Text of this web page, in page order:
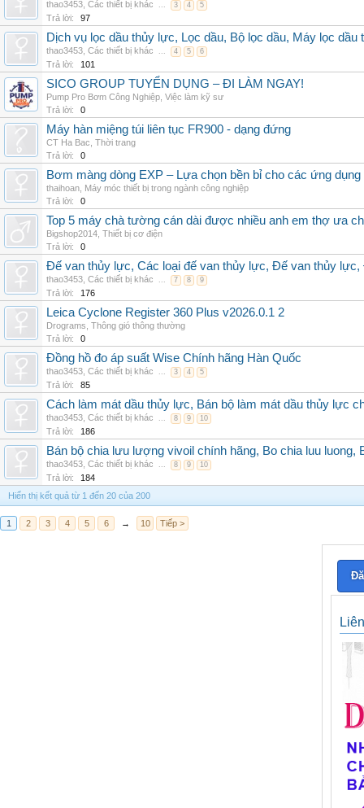
thao3453 Các thiết bị khác ... 3 4 5
Trả lời: 97
Dịch vụ lọc dầu thủy lực, Lọc dầu, Bộ lọc dầu, Máy lọc
thao3453 Các thiết bị khác ... 4 5 6
Trả lời: 101
SICO GROUP TUYỂN DỤNG – ĐI LÀM NGAY!
Pump Pro Bơm Công Nghiệp Việc làm kỹ sư
Trả lời:
0
Máy hàn miệng túi liên tục FR900 - dạng đứng
CT Ha Bac Thời trang
Trả lời:
0
Bơm màng dòng EXP – Lựa chọn bền bỉ cho các ứng
thaihoan Máy móc thiết bị trong ngành công nghiệp
Trả lời:
0
Top 5 máy chà tường cán dài được nhiều anh em thợ ưa
Bigshop2014 Thiết bị cơ điện
Trả lời:
0
Đế van thủy lực, Các loại đế van thủy lực, Đế van thủy
thao3453 Các thiết bị khác ... 7 8 9
Trả lời: 176
Leica Cyclone Register 360 Plus v2026.0.1 2
Drograms Thông gió thông thường
Trả lời:
0
Đồng hồ đo áp suất Wise Chính hãng Hàn Quốc
thao3453 Các thiết bị khác ... 3 4 5
Trả lời: 85
Cách làm mát dầu thủy lực, Bán bộ làm mát dầu thủy lực
thao3453 Các thiết bị khác ... 8 9 10
Trả lời: 186
Bán bộ chia lưu lượng vivoil chính hãng, Bo chia luu
thao3453 Các thiết bị khác ... 8 9 10
Trả lời:
184
Hiển thị kết quả từ 1 đến 20 của 200
1 2 3 4 5 6 → 10 Tiếp >